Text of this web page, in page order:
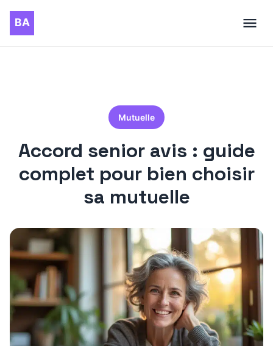
Mutuelle
Accord senior avis : guide
complet pour bien choisir
sa mutuelle